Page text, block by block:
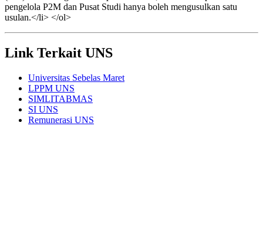
pengelola P2M dan Pusat Studi hanya boleh mengusulkan satu
usulan.</li> </ol>
Link Terkait UNS
Universitas Sebelas Maret
LPPM UNS
SIMLITABMAS
SI UNS
Remunerasi UNS